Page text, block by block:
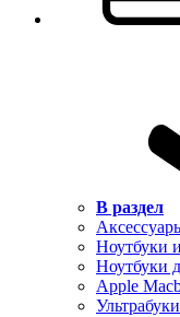
В раздел
Ноутбуки
Ноутбуки
Apple
Ультрабуки